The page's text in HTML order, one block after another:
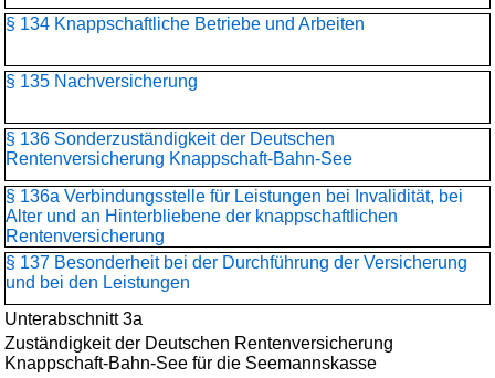
§ 134 Knappschaftliche Betriebe und Arbeiten
§ 135 Nachversicherung
§ 136 Sonderzuständigkeit der Deutschen
Rentenversicherung Knappschaft-Bahn-See
§ 136a Verbindungsstelle für Leistungen bei Invalidität, bei
Alter und an Hinterbliebene der knappschaftlichen
Rentenversicherung
§ 137 Besonderheit bei der Durchführung der Versicherung
und bei den Leistungen
Unterabschnitt 3a
Zuständigkeit der Deutschen Rentenversicherung
Knappschaft-Bahn-See für die Seemannskasse